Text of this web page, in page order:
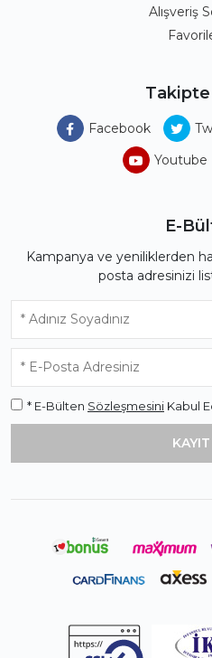
Alışveriş
Takipte
Facebook
Youtube
E-
Kampanya ve yeniliklerden
posta adresinizi
* E-Bülten Sözleşmesini Kabul